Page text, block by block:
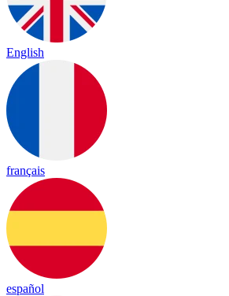
English
français
español